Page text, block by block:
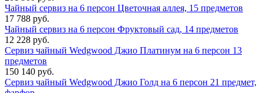
Чайный сервиз на 6 персон Цветочная аллея, 15 предметов
17 788 руб.
Чайный сервиз на 6 персон Фруктовый сад, 14 предметов
12 228 руб.
Сервиз чайный Wedgwood Джио Платинум на 6 персон 13
предметов
150 140 руб.
Сервиз чайный Wedgwood Джио Голд на 6 персон 21 предмет,